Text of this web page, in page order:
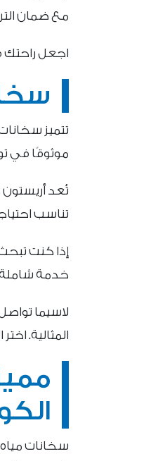
مع ضمان
اجعل راحتك
تتميز
موثوقًا في
تُعد أريستون
تناسب
إذا كنت
خدمة شاملة
المثالية.
سخانات مياه